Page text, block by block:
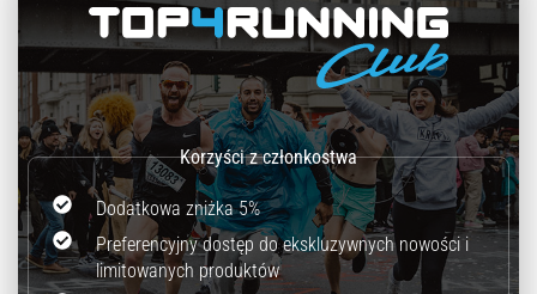
Dodatkowa zniżka 5%
Preferencyjny dostęp do ekskluzywnych nowości i
limitowanych produktów